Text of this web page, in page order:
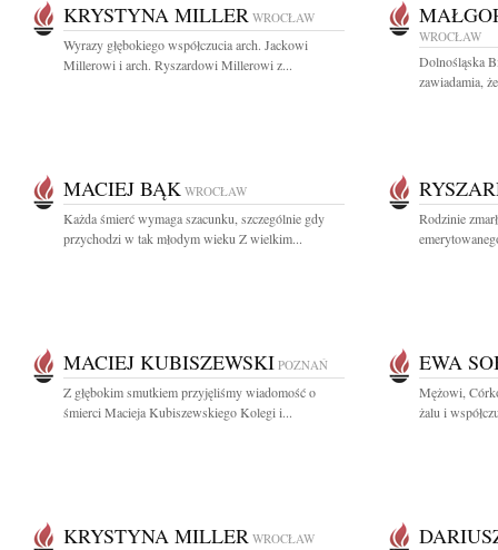
KRYSTYNA MILLER WROCŁAW
Wyrazy głębokiego współczucia arch. Jackowi
Millerowi i arch. Ryszardowi Millerowi z...
WROCŁAW
Dolnośląska
zawiadamia,
MACIEJ BĄK WROCŁAW
Każda śmierć wymaga szacunku, szczególnie gdy
przychodzi w tak młodym wieku Z wielkim...
Rodzinie
MACIEJ KUBISZEWSKI POZNAŃ
Z głębokim smutkiem przyjęliśmy wiadomość o
śmierci Macieja Kubiszewskiego Kolegi i...
EWA
Mężowi,
żalu i
KRYSTYNA MILLER WROCŁAW